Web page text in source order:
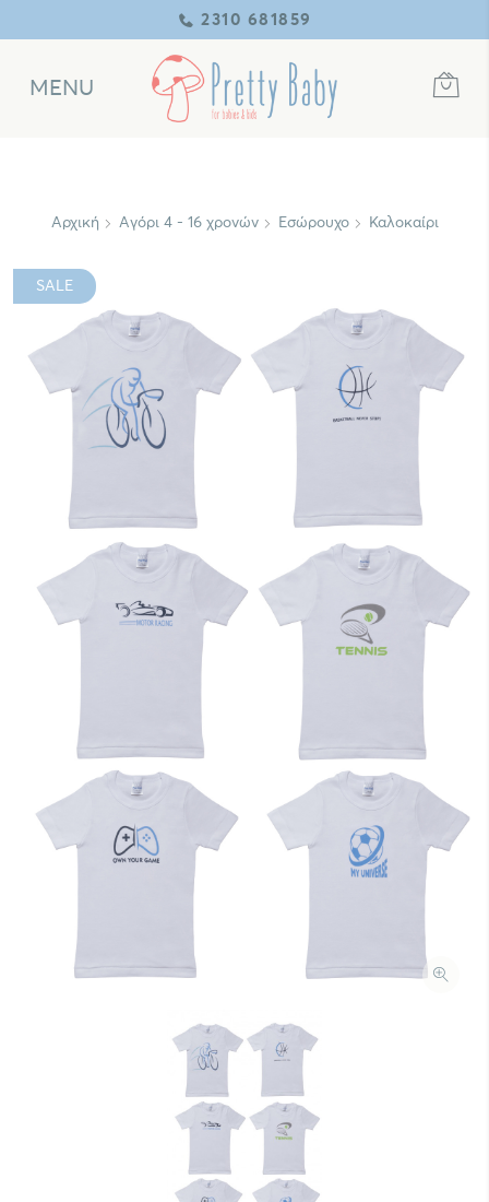
2310 681859
MENU
Αρχική Αγόρι 4 - 16 χρονών Εσώρουχο Καλοκαίρι
SALE